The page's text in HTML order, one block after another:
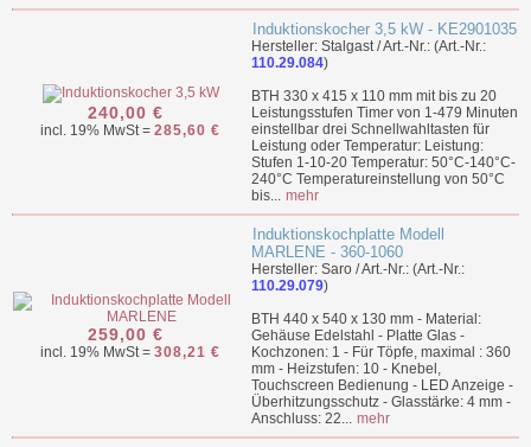
240,00 €
incl. 19% MwSt = 285,60 €
Induktionskocher 3,5 kW - KE2901035
Hersteller: Stalgast / Art.-Nr.: (Art.-Nr.:
110.29.084)
BTH 330 x 415 x 110 mm mit bis zu 20
Leistungsstufen Timer von 1-479 Minuten
einstellbar drei Schnellwahltasten für
Leistung oder Temperatur: Leistung:
Stufen 1-10-20 Temperatur: 50°C-140°C-
240°C Temperatureinstellung von 50°C
bis... mehr
259,00 €
incl. 19% MwSt = 308,21 €
Induktionskochplatte Modell
MARLENE - 360-1060
Hersteller: Saro / Art.-Nr.: (Art.-Nr.:
110.29.079)
BTH 440 x 540 x 130 mm - Material:
Gehäuse Edelstahl - Platte Glas -
Kochzonen: 1 - Für Töpfe, maximal : 360
mm - Heizstufen: 10 - Knebel,
Touchscreen Bedienung - LED Anzeige -
Überhitzungsschutz - Glasstärke: 4 mm -
Anschluss: 22... mehr